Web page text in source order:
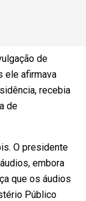
de
ele afirmava
recebia
de
O presidente
embora
que os áudios
Público